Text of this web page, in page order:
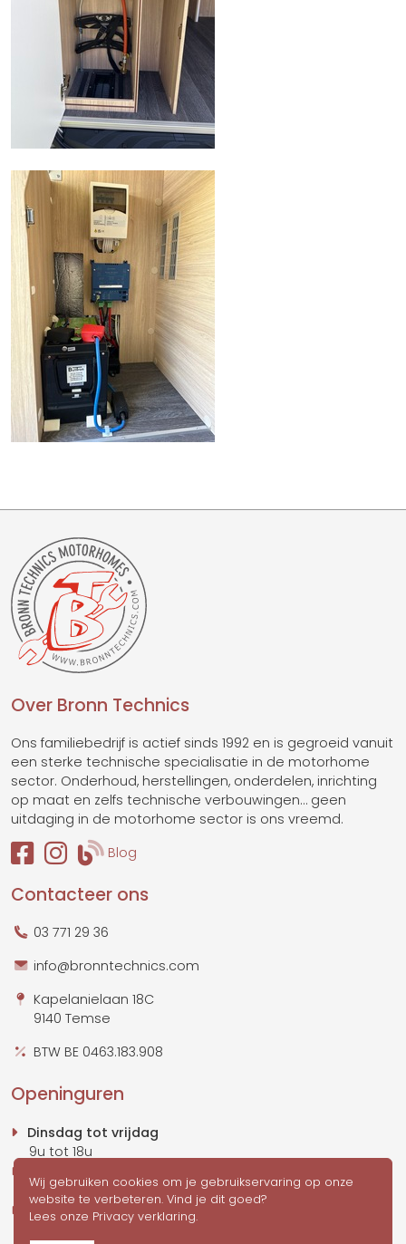
Over Bronn Technics
Ons familiebedrijf is actief sinds 1992 en is gegroeid vanuit
een sterke technische specialisatie in de motorhome
sector. Onderhoud, herstellingen, onderdelen, inrichting
op maat en zelfs technische verbouwingen… geen
uitdaging in de motorhome sector is ons vreemd.
Blog
Contacteer ons
03 771 29 36
info@bronntechnics.com
Kapelanielaan 18C
9140 Temse
BTW BE 0463.183.908
Openinguren
Dinsdag tot vrijdag
9u tot 18u
10u tot 17u
Zondag & maandaggesloten
Wij gebruiken cookies om je gebruikservaring op onze
website te verbeteren. Vind je dit goed?
Lees onze Privacy verklaring.